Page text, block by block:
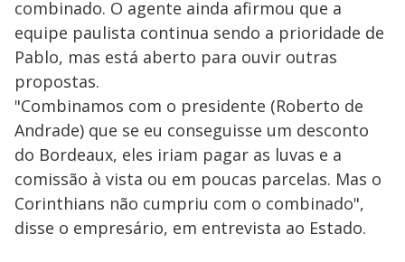
combinado. O agente ainda afirmou que a
equipe paulista continua sendo a prioridade de
Pablo, mas está aberto para ouvir outras
propostas.
"Combinamos com o presidente (Roberto de
Andrade) que se eu conseguisse um desconto
do Bordeaux, eles iriam pagar as luvas e a
comissão à vista ou em poucas parcelas. Mas o
Corinthians não cumpriu com o combinado",
disse o empresário, em entrevista ao Estado.